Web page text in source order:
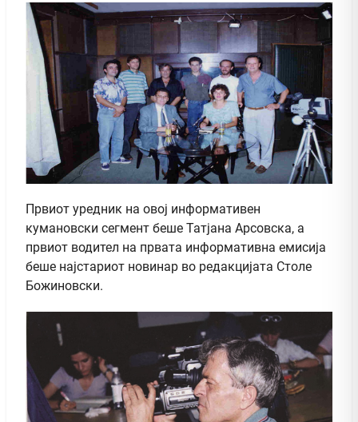
Првиот уредник на овој информативен
кумановски сегмент беше Татјана Арсовска, а
првиот водител на првата информативна емисија
беше најстариот новинар во редакцијата Столе
Божиновски.